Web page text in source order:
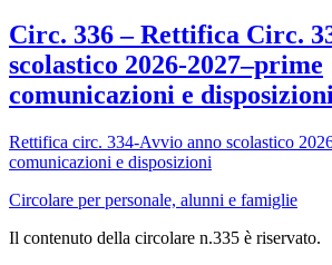
Circ. 336 – Rettifica Circ.
scolastico 2026-2027–prime
comunicazioni e
Rettifica circ. 334-Avvio anno scolastico
comunicazioni e disposizioni
Circolare per personale, alunni e famiglie
Il contenuto della circolare n.335 è riservato.